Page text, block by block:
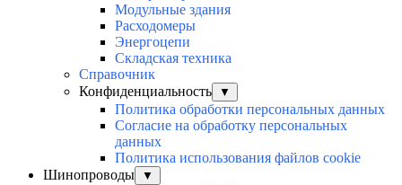
Модульные здания
Расходомеры
Энергоцепи
Складская техника
Справочник
Конфиденциальность
▼
Политика обработки персональных данных
Согласие на обработку персональных
данных
Политика использования файлов cookie
Шинопроводы
▼